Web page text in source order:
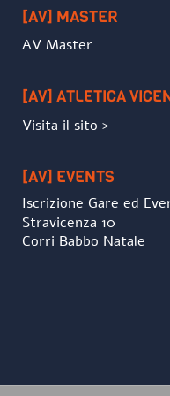
[AV] MASTER
AV Master
[AV] ATLETICA
Visita il sito >
[AV] EVENTS
Iscrizione Gare ed
Stravicenza 10
Corri Babbo Natale